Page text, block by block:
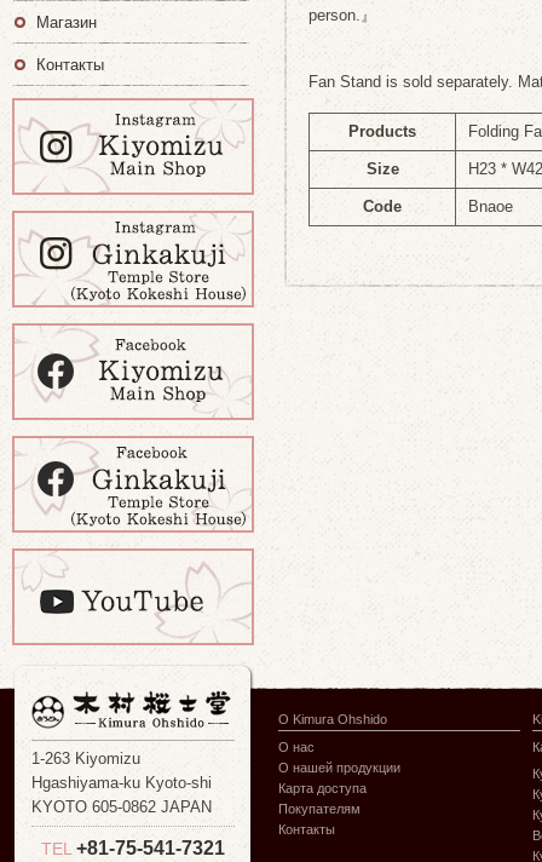
person.』
Fan Stand is sold separately.
Products Folding
Size H23 *
Code Bnaoe
Магазин
Контакты
1-263 Kiyomizu
Hgashiyama-ku Kyoto-shi
KYOTO 605-0862 JAPAN
TEL +81-75-541-7321
О Kimura Ohshido
О нас
О нашей продукции
Карта доступа
Покупателям
Контакты